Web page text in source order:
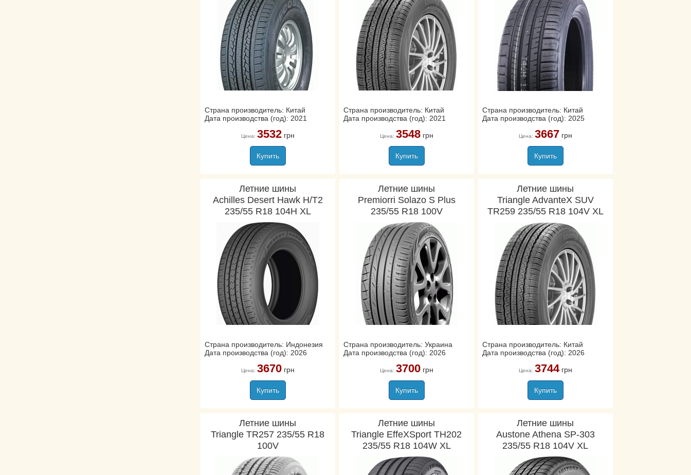
Страна производитель: Китай
Дата производства (год): 2021
Цена: 3532грн
Купить
Страна производитель: Китай
Дата производства (год): 2021
Цена: 3548грн
Купить
Страна производитель: Китай
Дата производства (год): 2025
Цена: 3667грн
Купить
Летние шины
Achilles Desert Hawk H/T2
235/55 R18 104H XL
Страна производитель: Индонезия
Дата производства (год): 2026
Цена: 3670грн
Купить
Летние шины
Premiorri Solazo S Plus
235/55 R18 100V
Страна производитель: Украина
Дата производства (год): 2026
Цена: 3700грн
Купить
Летние шины
Triangle AdvanteX SUV
TR259 235/55 R18 104V XL
Страна производитель: Китай
Дата производства (год): 2026
Цена: 3744грн
Купить
Летние шины
Triangle TR257 235/55 R18
100V
Летние шины
Triangle EffeXSport TH202
235/55 R18 104W XL
Летние шины
Austone Athena SP-303
235/55 R18 104V XL